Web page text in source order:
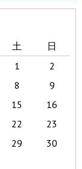
土
日
1
2
8
9
15
16
22
23
29
30